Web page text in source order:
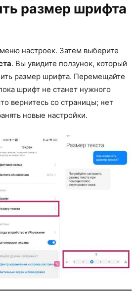
размер шрифта
настроек. Затем выберите
. Вы увидите ползунок, который
размер шрифта. Перемещайте
шрифт не станет нужного
вернитесь со страницы; нет
новые настройки.